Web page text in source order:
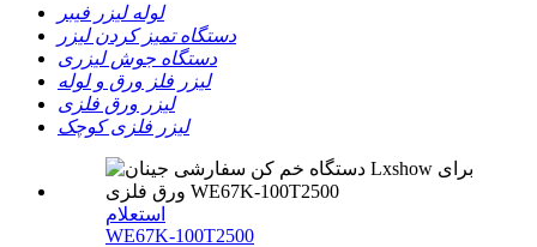
لوله لیزر فیبر
دستگاه تمیز کردن لیزر
دستگاه جوش لیزری
لیزر فلز ورق و لوله
لیزر ورق فلزی
لیزر فلزی کوچک
استعلام
WE67K-100T2500